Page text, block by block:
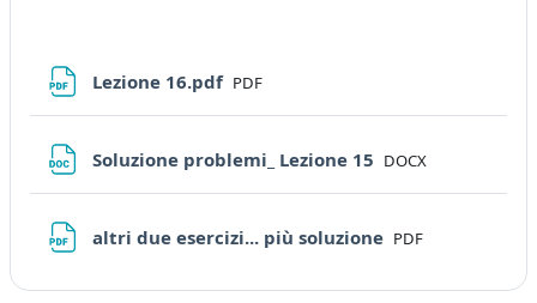
Lezione 16.pdf File
PDF
Soluzione problemi_ Lezione 15 File
DOCX
altri due esercizi... più soluzione File
PDF